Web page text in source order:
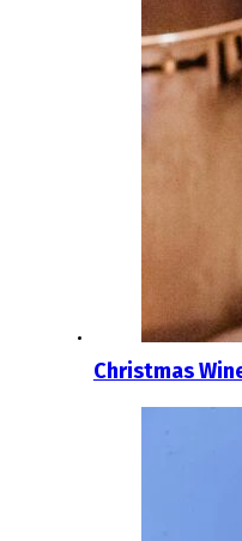
Christmas